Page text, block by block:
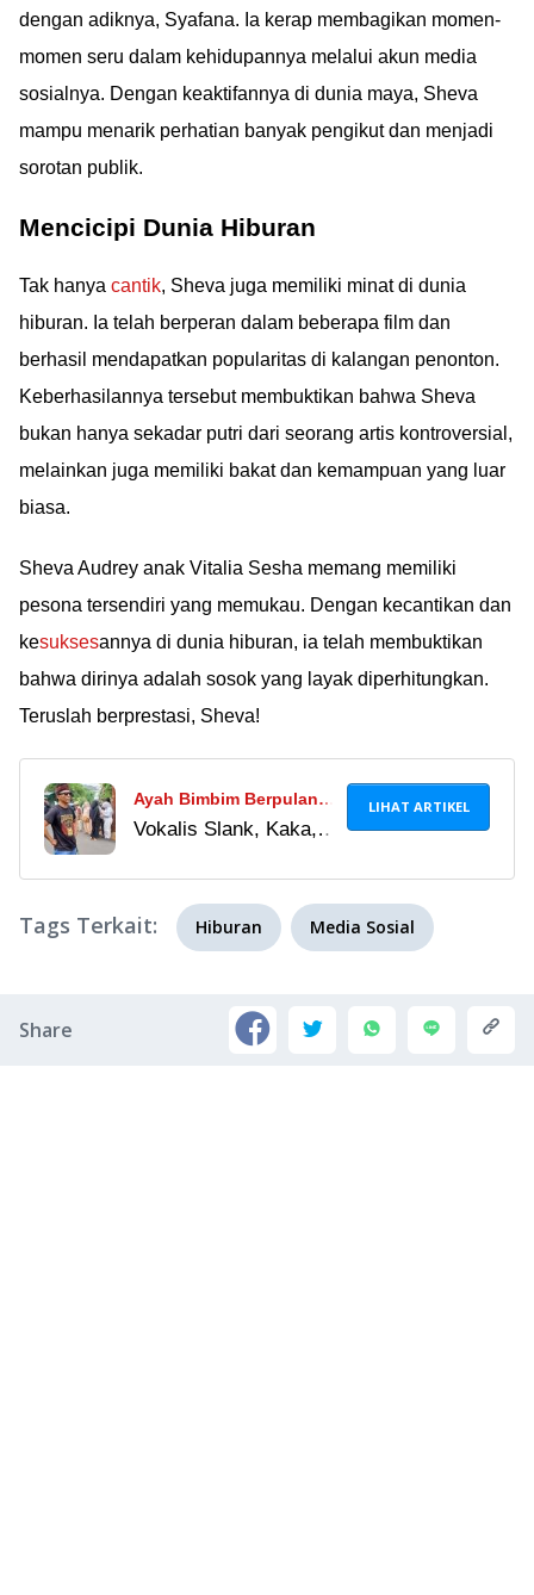
dengan adiknya, Syafana. Ia kerap membagikan momen-
momen seru dalam kehidupannya melalui akun media
sosialnya. Dengan keaktifannya di dunia maya, Sheva
mampu menarik perhatian banyak pengikut dan menjadi
sorotan publik.
Mencicipi Dunia Hiburan
Tak hanya cantik, Sheva juga memiliki minat di dunia
hiburan. Ia telah berperan dalam beberapa film dan
berhasil mendapatkan popularitas di kalangan penonton.
Keberhasilannya tersebut membuktikan bahwa Sheva
bukan hanya sekadar putri dari seorang artis kontroversial,
melainkan juga memiliki bakat dan kemampuan yang luar
biasa.
Sheva Audrey anak Vitalia Sesha memang memiliki
pesona tersendiri yang memukau. Dengan kecantikan dan
kesuksesannya di dunia hiburan, ia telah membuktikan
bahwa dirinya adalah sosok yang layak diperhitungkan.
Teruslah berprestasi, Sheva!
Ayah Bimbim Berpulang,
Kaka Slank Ikut
Kasih Dengar Lagu
Vokalis Slank, Kaka,
Soemarno, ayah
sahabatnya, Bimo
atau Bimbim. Beliau
ternyata orang yang
LIHAT ARTIKEL
Tags Terkait: Hiburan Media Sosial
Share